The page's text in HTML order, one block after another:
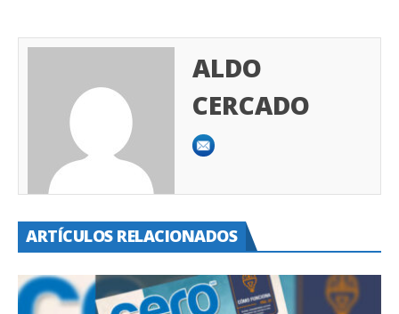
ALDO
CERCADO
ARTÍCULOS RELACIONADOS